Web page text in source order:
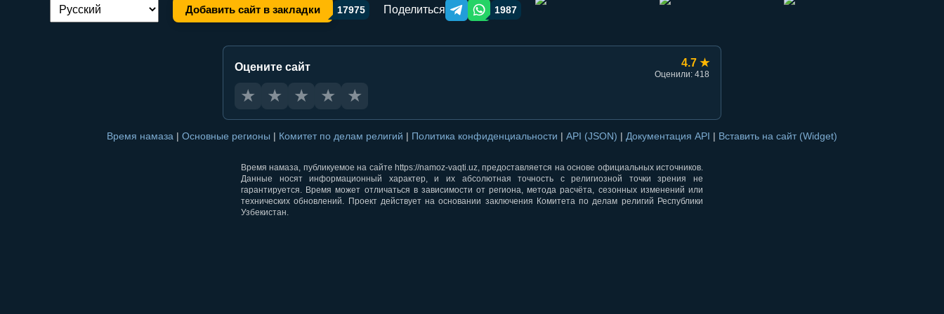
Переключение языка: Добавить сайт в закладки 17975 Поделиться Telegram orqali ulashish
WhatsApp orqali ulashish
1987
Оцените сайт 4.7 ★
Оценили: 418
★ ★ ★ ★ ★
Время намаза | Основные регионы | Комитет по делам религий | Политика конфиденциальности | API (JSON) | Документация API | Вставить на сайт (Widget)
Время намаза, публикуемое на сайте https://namoz-vaqti.uz, предоставляется на основе официальных источников.
Данные носят информационный характер, и их абсолютная точность с религиозной точки зрения не
гарантируется. Время может отличаться в зависимости от региона, метода расчёта, сезонных изменений или
технических обновлений. Проект действует на основании заключения Комитета по делам религий Республики
Узбекистан.